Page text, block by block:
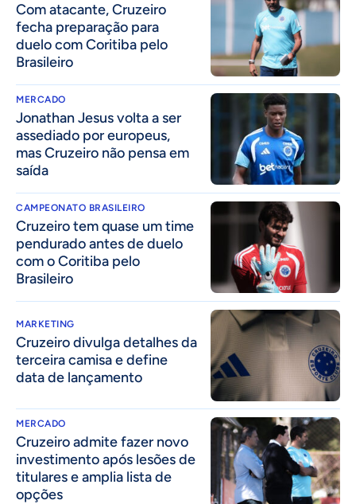
Com atacante, Cruzeiro
fecha preparação para
duelo com Coritiba pelo
Brasileiro
MERCADO
Jonathan Jesus volta a ser
assediado por europeus,
mas Cruzeiro não pensa em
saída
CAMPEONATO BRASILEIRO
Cruzeiro tem quase um time
pendurado antes de duelo
com o Coritiba pelo
Brasileiro
MARKETING
Cruzeiro divulga detalhes da
terceira camisa e define
data de lançamento
MERCADO
Cruzeiro admite fazer novo
investimento após lesões de
titulares e amplia lista de
opções